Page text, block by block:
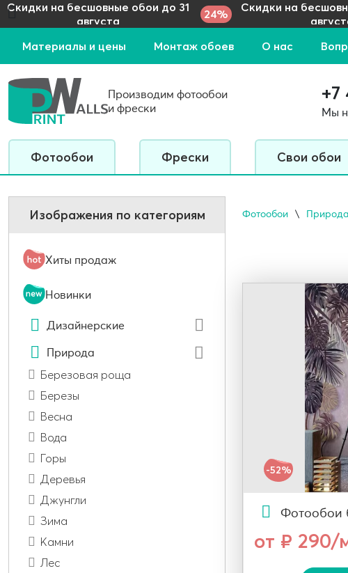
Скидки на бесшовные обои до 31
августа
24%
Скидки на
Материалы и цены Монтаж обоев О нас
Производим фотообои
и фрески
+7
Мы
Фотообои Фрески Свои обои
Изображения по категориям
Хиты продаж
Новинки
Дизайнерские
Природа
Березовая роща
Березы
Весна
Вода
Горы
Деревья
Джунгли
Зима
Камни
Лес
Фотообои Природа
-52%
Фотообои
от ₽ 290/